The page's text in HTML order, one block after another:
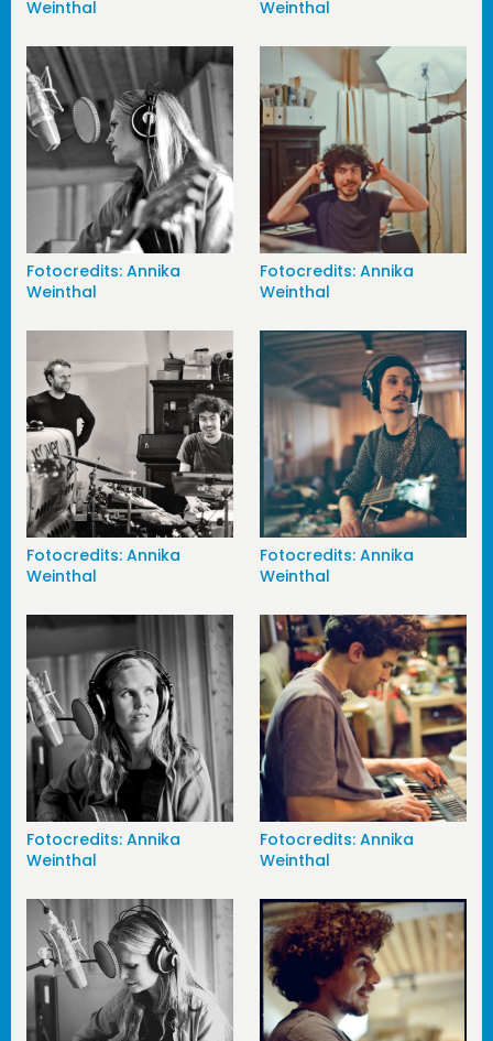
Weinthal
Weinthal
Fotocredits: Annika
Weinthal
Fotocredits: Annika
Weinthal
Fotocredits: Annika
Weinthal
Fotocredits: Annika
Weinthal
Fotocredits: Annika
Weinthal
Fotocredits: Annika
Weinthal